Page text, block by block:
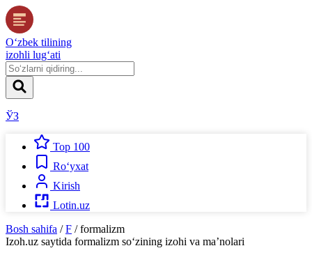
O‘zbek tilining
izohli lug‘ati
ЎЗ
Top 100
Ro‘yxat
Kirish
Lotin.uz
Bosh sahifa / F / formalizm
Izoh.uz saytida formalizm so‘zining izohi va ma’nolari